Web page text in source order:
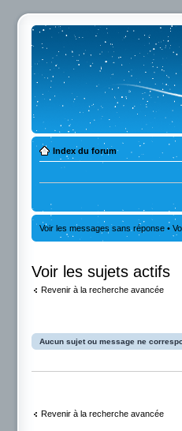
Index du forum
Voir les messages sans réponse •
Voir les sujets actifs
Revenir à la recherche avancée
Aucun sujet ou message ne
Revenir à la recherche avancée